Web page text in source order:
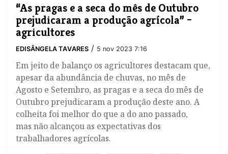
“As pragas e a seca do mês de Outubro
prejudicaram a produção agrícola” –
agricultores
EDISÂNGELA TAVARES / 5 nov 2023 7:16
Em jeito de balanço os agricultores destacam que,
apesar da abundância de chuvas, no mês de
Agosto e Setembro, as pragas e a seca do mês de
Outubro prejudicaram a produção deste ano. A
colheita foi melhor do que a do ano passado,
mas não alcançou as expectativas dos
trabalhadores agrícolas.